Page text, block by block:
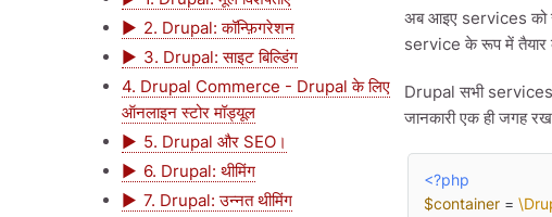
2. Drupal: कॉन्फ़िगरेशन
3. Drupal: साइट बिल्डिंग
4. Drupal Commerce - Drupal के लिए
ऑनलाइन स्टोर मॉड्यूल
5. Drupal और SEO।
6. Drupal: थीमिंग
7. Drupal: उन्नत थीमिंग
अब आइए services को
service के रूप में तैयार
Drupal सभी services
जानकारी एक ही जगह
<?php
$container =